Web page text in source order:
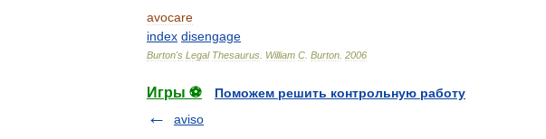
avocare
index disengage
Burton's Legal Thesaurus William C Burton 2006
Игры ⚽
Поможем решить контрольную работу
aviso